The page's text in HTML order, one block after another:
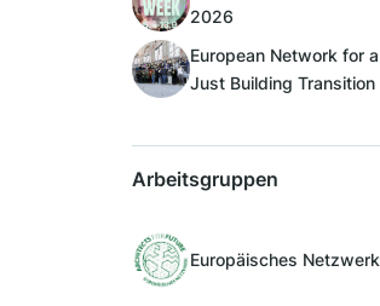
2026
European Network for a
Just Building Transition
Arbeitsgruppen
Europäisches Netzwerk